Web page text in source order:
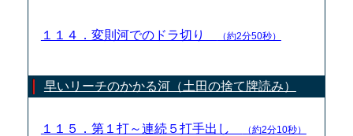
１１４．変則河でのドラ切り （約2分50秒）
早いリーチのかかる河（土田の捨て牌読み）
１１５．第１打～連続５打手出し （約2分10秒）